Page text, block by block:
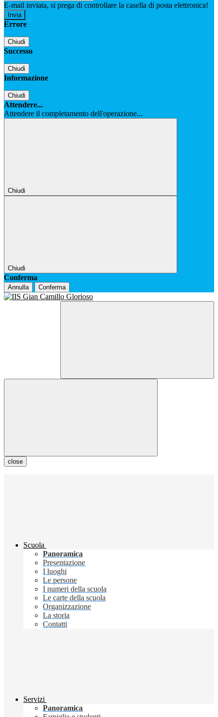
E-mail inviata, si prega di controllare la casella di posta elettronica!
Errore
Chiudi
Successo
Chiudi
Informazione
Chiudi
Attendere...
Attendere il completamento dell'operazione...
Chiudi
Chiudi
Conferma
Annulla Conferma
close
Scuola
Panoramica
Presentazione
I luoghi
Le persone
I numeri della scuola
Le carte della scuola
Organizzazione
La storia
Contatti
Servizi
Panoramica